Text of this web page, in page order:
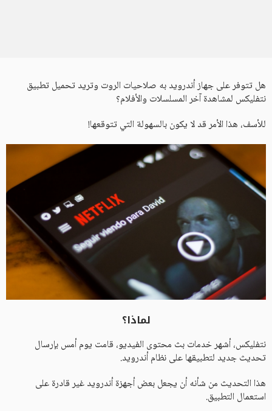
هل تتوفر على جهاز أندرويد به صلاحيات الروت وتريد تحميل تطبيق
نتفليكس لمشاهدة آخر المسلسلات والأفلام؟
للأسف، هذا الأمر قد لا يكون بالسهولة التي تتوقعها!
لماذا؟
نتفليكس، أشهر خدمات بث محتوى الفيديو، قامت يوم أمس بإرسال
تحديث جديد لتطبيقها على نظام أندرويد.
هذا التحديث من شأنه أن يجعل بعض أجهزة أندرويد غير قادرة على
استعمال التطبيق.